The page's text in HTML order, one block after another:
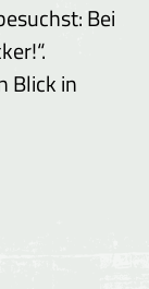
Bei
Blick in